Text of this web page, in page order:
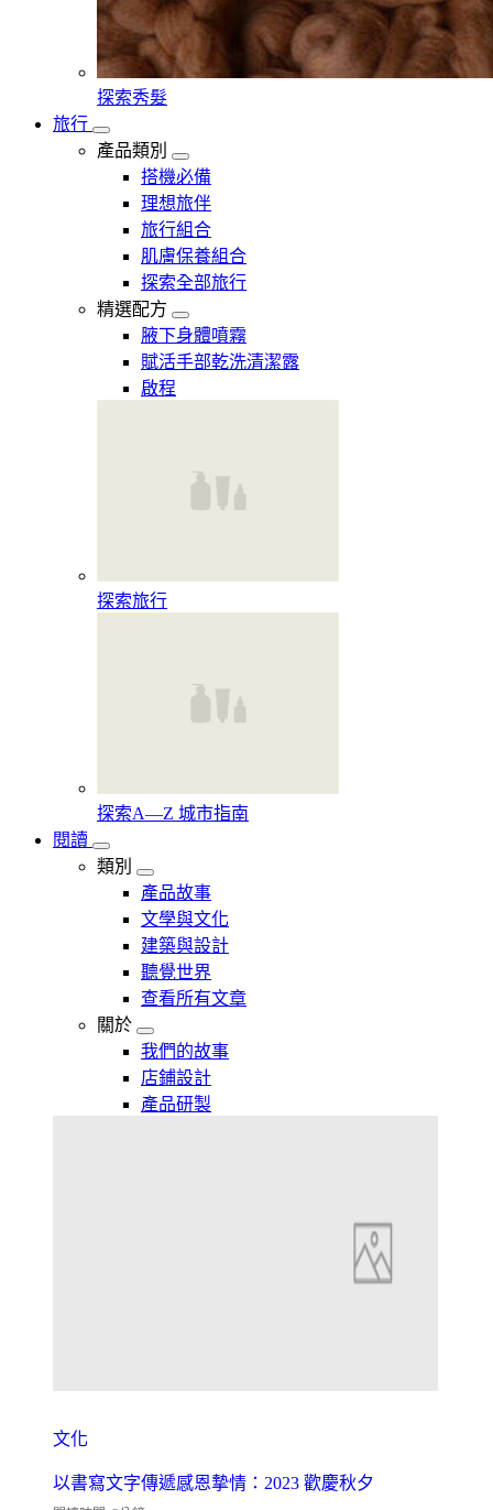
探索秀髮
旅行
產品類別
搭機必備
理想旅伴
旅行組合
肌膚保養組合
探索全部旅行
精選配方
腋下身體噴霧
賦活手部乾洗清潔露
啟程
探索旅行
探索A—Z 城市指南
閱讀
類別
產品故事
文學與文化
建築與設計
聽覺世界
查看所有文章
關於
我們的故事
店鋪設計
產品研製
文化
以書寫文字傳遞感恩摯情：2023 歡慶秋夕